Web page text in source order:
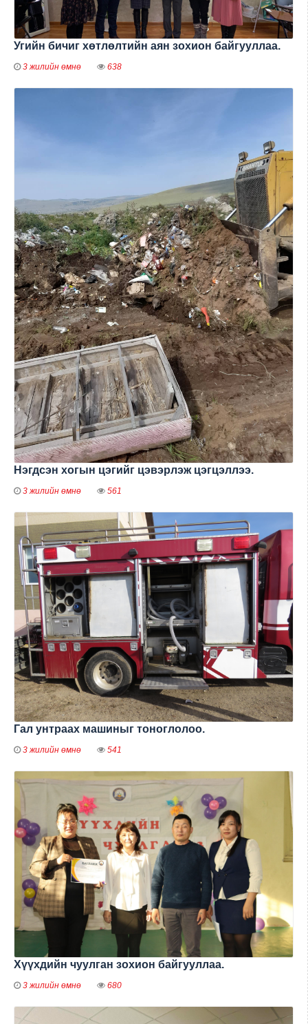
Угийн бичиг хөтлөлтийн аян зохион байгууллаа.
3 жилийн өмнө 638
Нэгдсэн хогын цэгийг цэвэрлэж цэгцэллээ.
3 жилийн өмнө 561
Гал унтраах машиныг тоноглолоо.
3 жилийн өмнө 541
Хүүхдийн чуулган зохион байгууллаа.
3 жилийн өмнө 680